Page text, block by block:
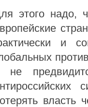
этого надо,
и
не
власть